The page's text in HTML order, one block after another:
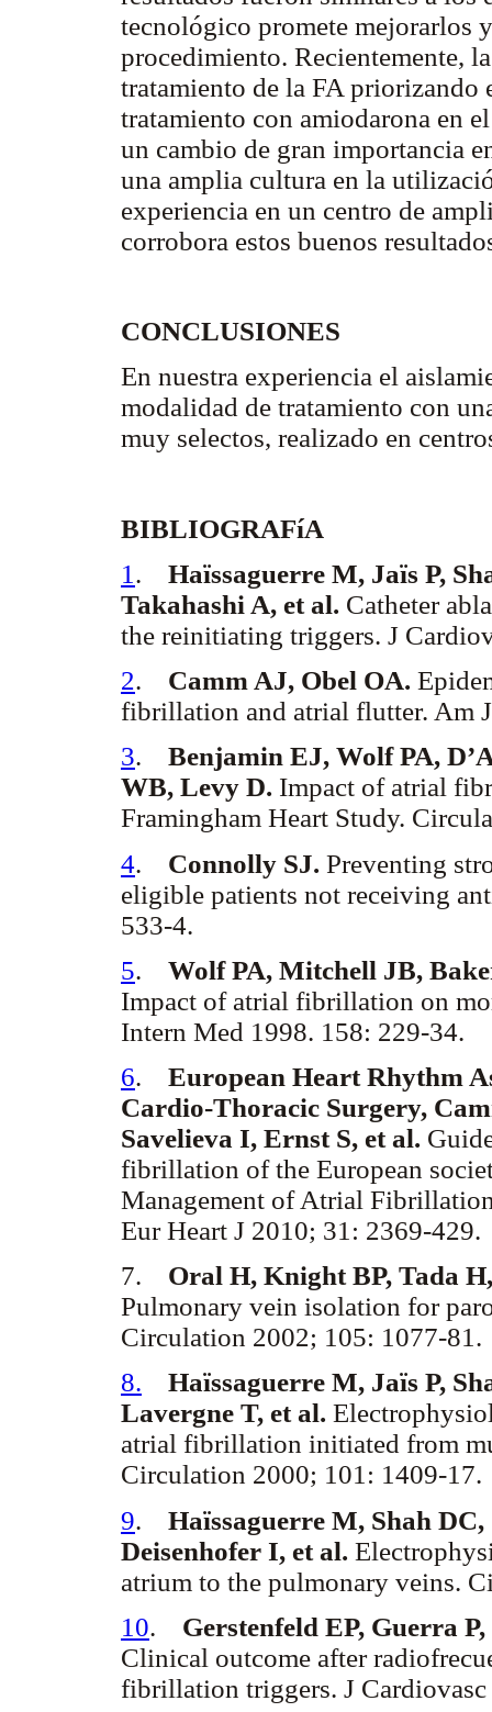
tecnológico promete mejorarlos
procedimiento. Recientemente,
tratamiento de la FA priorizando
tratamiento con amiodarona en
un cambio de gran importancia
una amplia cultura en la
experiencia en un centro de
corrobora estos buenos
CONCLUSIONES
En nuestra experiencia el
modalidad de tratamiento con
muy selectos, realizado en
BIBLIOGRAFíA
1 . Haïssaguerre M, Jaïs P,
Takahashi A, et al. Catheter
the reinitiating triggers. J
2. Camm AJ, Obel OA.
fibrillation and atrial flutter. Am
3. Benjamin EJ, Wolf PA,
WB, Levy D. Impact of atrial
Framingham Heart Study.
4. Connolly SJ. Preventing
eligible patients not receiving
533-4.
5. Wolf PA, Mitchell JB,
Impact of atrial fibrillation on
Intern Med 1998. 158: 229-34.
6. European Heart Rhythm
Cardio-Thoracic Surgery,
Savelieva I, Ernst S, et al.
fibrillation of the European
Management of Atrial
Eur Heart J 2010; 31: 2369-429.
7. Oral H, Knight BP, Tada
Pulmonary vein isolation for
Circulation 2002; 105: 1077-
8.
Haïssaguerre M, Jaïs P,
Lavergne T, et al.
atrial fibrillation initiated from
Circulation 2000; 101: 1409-
9. Haïssaguerre M, Shah
Deisenhofer I, et al.
atrium to the pulmonary veins.
10. Gerstenfeld EP, Guerra
Clinical outcome after
fibrillation triggers. J